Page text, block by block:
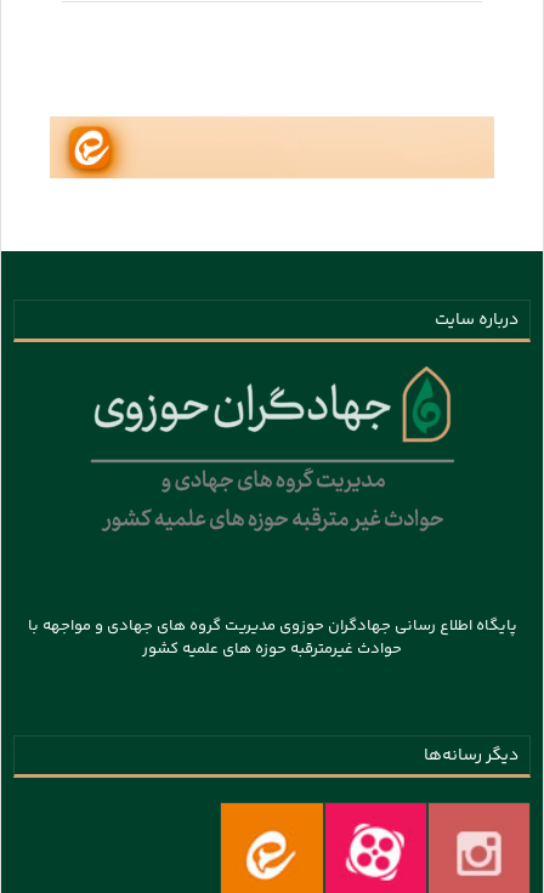
درباره سایت
پایگاه اطلاع رسانی جهادگران حوزوی مدیریت گروه های جهادی و مواجهه با
حوادث غیرمترقبه حوزه های علمیه کشور
دیگر رسانه‌ها